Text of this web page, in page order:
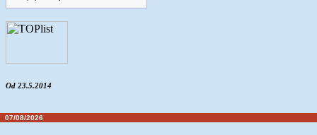
Od 23.5.2014
07/08/2026